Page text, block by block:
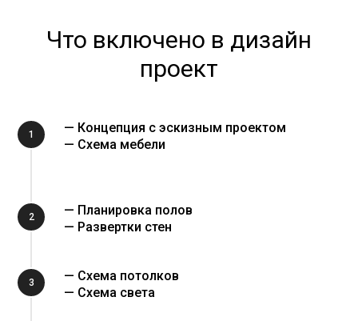
Что включено в дизайн
проект
1
— Концепция с эскизным проектом
— Схема мебели
2
— Планировка полов
— Развертки стен
3
— Схема потолков
— Схема света